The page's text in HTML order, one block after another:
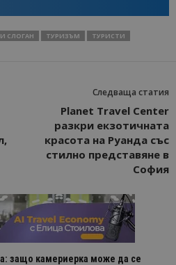
СЛОГАН ТУРИЗЪМ
ТУРИСТИ
Следваща статия
Planet Travel Center
разкри екзотичната
красота на Руанда със
стилно представяне в
София
защо камериерка може да се